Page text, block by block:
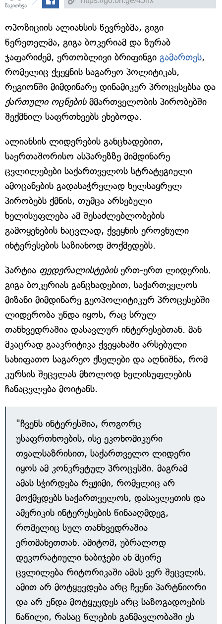
წაკითხვა
ოპოზიციის ალიანსის წევრებმა, გიგი
წერეთელმა, გიგა ბოკერიამ და ზურაბ
ჯაფარიძემ, ერთობლივი ბრიფინგი გამართეს,
რომელიც ქვეყნის საგარეო პოლიტიკას,
რეგიონში მიმდინარე დინამიკურ პროცესებსა და
ქართული ოცნებისმმართველობის პირობებში
შექმნილ საფრთხეებს ეხებოდა.
ალიანსის ლიდერების განცხადებით,
საერთაშორისო ასპარეზზე მიმდინარე
ცვლილებები საქართველოს სტრატეგიული
ამოცანების გადასაჭრელად ხელსაყრელ
პირობებს ქმნის, თუმცა არსებული
ხელისუფლება ამ შესაძლებლობების
გამოყენების ნაცვლად, ქვეყნის ეროვნული
ინტერესების საზიანოდ მოქმედებს.
პარტია ფედერალისტებისერთ-ერთ ლიდერის.
გიგა ბოკერიას განცხადებით, საქართველოს
მიზანი მიმდინარე გეოპოლიტიკურ პროცესებში
ლიდერობა უნდა იყოს, რაც სრულ
თანხვედრაშია დასავლურ ინტერესებთან. მან
მკაცრად გააკრიტიკა ქვეყანაში არსებული
სახიფათო საგარეო ქსელები და აღნიშნა, რომ
კურსის შეცვლას მხოლოდ ხელისუფლების
ჩანაცვლება მოიტანს.
"ჩვენს ინტერესშია, როგორც
უსაფრთხოების, ისე ეკონომიკური
თვალსაზრისით, საქართველო ლიდერი
იყოს ამ კონკრეტულ პროცესში. მაგრამ
ამას სჭირდება რეჟიმი, რომელიც არ
მოქმედებს საქართველოს, დასავლეთის და
ამერიკის ინტერესების წინააღმდეგ,
რომელიც სულ თანხვედრაშია
ერთმანეთთან. ამიტომ, უბრალოდ
დეკორატიული ნაბიჯები ან მცირე
ცვლილება რიტორიკაში ამას ვერ შეცვლის.
ამით არ მოტყუვდება არც ჩვენი პარტნიორი
და არ უნდა მოტყუვდეს არც საზოგადოების
ნაწილი, რასაც წლების განმავლობაში ეს